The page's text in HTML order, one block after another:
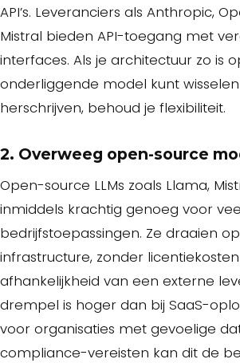
API’s. Leveranciers als Anthropic,
Mistral bieden API-toegang met
interfaces. Als je architectuur zo is
onderliggende model kunt
herschrijven, behoud je flexibiliteit.
2. Overweeg open-source
Open-source LLMs zoals Llama,
inmiddels krachtig genoeg voor
bedrijfstoepassingen. Ze draaien
infrastructure, zonder
afhankelijkheid van een externe
drempel is hoger dan bij SaaS-
voor organisaties met gevoelige
compliance-vereisten kan dit de